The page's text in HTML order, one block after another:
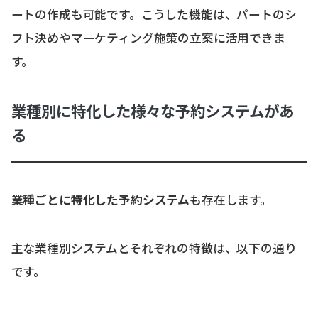
ートの作成も可能です。こうした機能は、パートのシ
フト決めやマーケティング施策の立案に活用できま
す。
業種別に特化した様々な予約システムがあ
る
業種ごとに特化した予約システムも存在します。
主な業種別システムとそれぞれの特徴は、以下の通り
です。